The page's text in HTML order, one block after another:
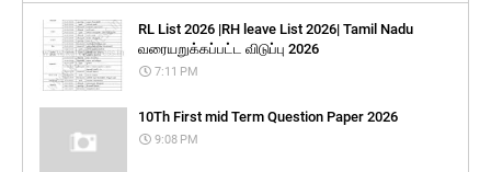
RL List 2026 |RH leave List 2026| Tamil Nadu
வரையறுக்கப்பட்ட விடுப்பு 2026
7:11 PM
10Th First mid Term Question Paper 2026
9:08 PM